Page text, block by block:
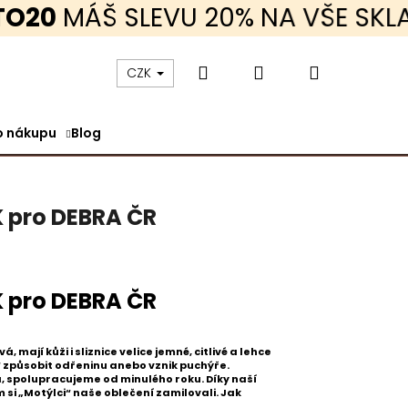
SLEVU 20% NA VŠE SKLADEM
CZK HledatPřihlášeníNákupní
nákupu Blog
DEBRA ČR
DEBRA ČR
mají kůži i sliznice velice jemné, citlivé a lehce
odřeninu anebo vznik puchýře.
spolupracujeme od minulého roku. Díky naší
„Motýlci“ naše oblečení zamilovali. Jak
RUKÁV TENKÉ